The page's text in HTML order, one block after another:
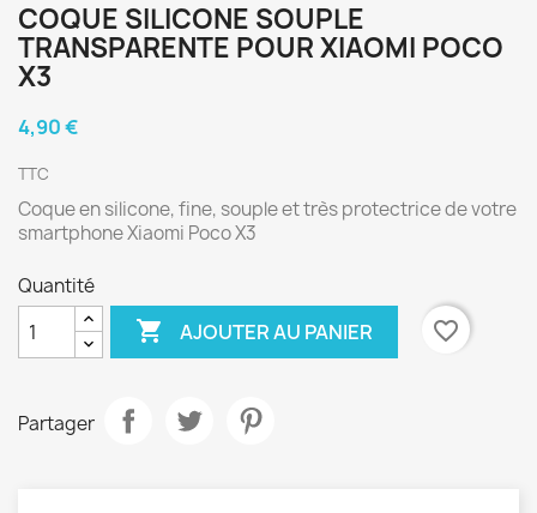
COQUE SILICONE SOUPLE
TRANSPARENTE POUR XIAOMI POCO
X3
4,90 €
TTC
Coque en silicone, fine, souple et très protectrice de votre
smartphone Xiaomi Poco X3
Quantité
 AJOUTER AU PANIER favorite_border
Partager